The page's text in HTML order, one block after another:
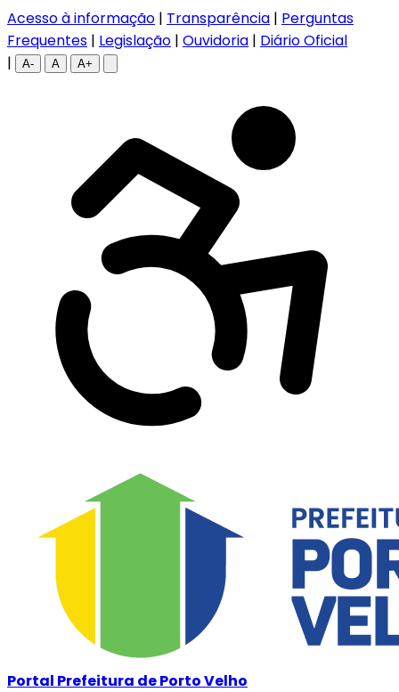
Acesso à informação | Transparência | Perguntas
Frequentes | Legislação | Ouvidoria | Diário Oficial
|
A- A A+
Portal Prefeitura de Porto Velho